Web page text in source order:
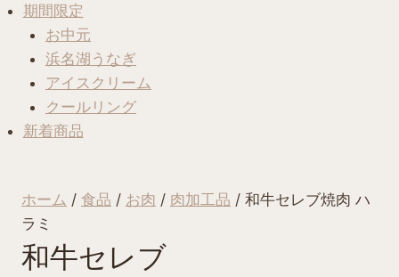
期間限定
お中元
浜名湖うなぎ
アイスクリーム
クールリング
新着商品
ホーム / 食品 / お肉 / 肉加工品 / 和牛セレブ焼肉 ハ
ラミ
和牛セレブ